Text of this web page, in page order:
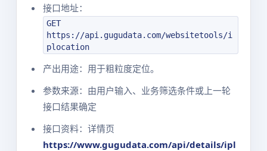
接口地址：
GET
https://api.gugudata.com/websitetools/i
plocation
产出用途：用于粗粒度定位。
参数来源：由用户输入、业务筛选条件或上一轮
接口结果确定
接口资料：详情页
https://www.gugudata.com/api/details/ipl